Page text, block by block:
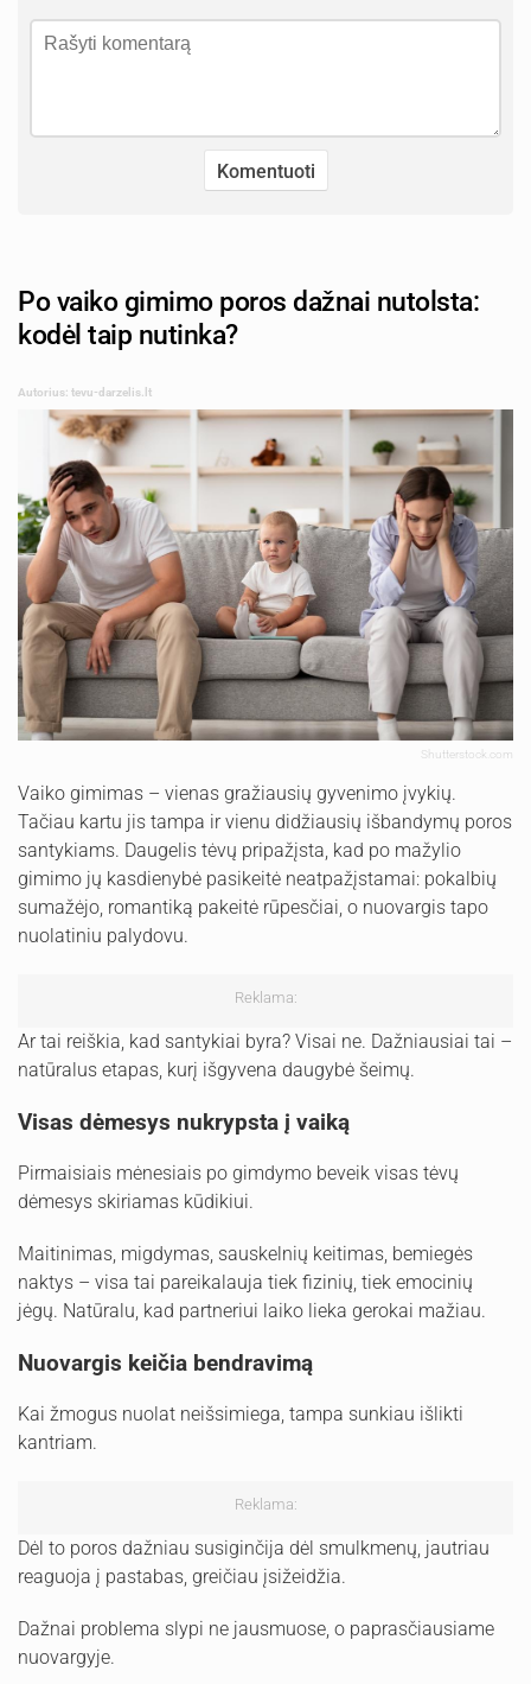
Po vaiko gimimo poros dažnai nutolsta:
kodėl taip nutinka?
Autorius: tevu-darzelis.lt
Shutterstock.com
Vaiko gimimas – vienas gražiausių gyvenimo įvykių.
Tačiau kartu jis tampa ir vienu didžiausių išbandymų poros
santykiams. Daugelis tėvų pripažįsta, kad po mažylio
gimimo jų kasdienybė pasikeitė neatpažįstamai: pokalbių
sumažėjo, romantiką pakeitė rūpesčiai, o nuovargis tapo
nuolatiniu palydovu.
Reklama:
Ar tai reiškia, kad santykiai byra? Visai ne. Dažniausiai tai –
natūralus etapas, kurį išgyvena daugybė šeimų.
Visas dėmesys nukrypsta į vaiką
Pirmaisiais mėnesiais po gimdymo beveik visas tėvų
dėmesys skiriamas kūdikiui.
Maitinimas, migdymas, sauskelnių keitimas, bemiegės
naktys – visa tai pareikalauja tiek fizinių, tiek emocinių
jėgų. Natūralu, kad partneriui laiko lieka gerokai mažiau.
Nuovargis keičia bendravimą
Kai žmogus nuolat neišsimiega, tampa sunkiau išlikti
kantriam.
Reklama:
Dėl to poros dažniau susiginčija dėl smulkmenų, jautriau
reaguoja į pastabas, greičiau įsižeidžia.
Dažnai problema slypi ne jausmuose, o paprasčiausiame
nuovargyje.